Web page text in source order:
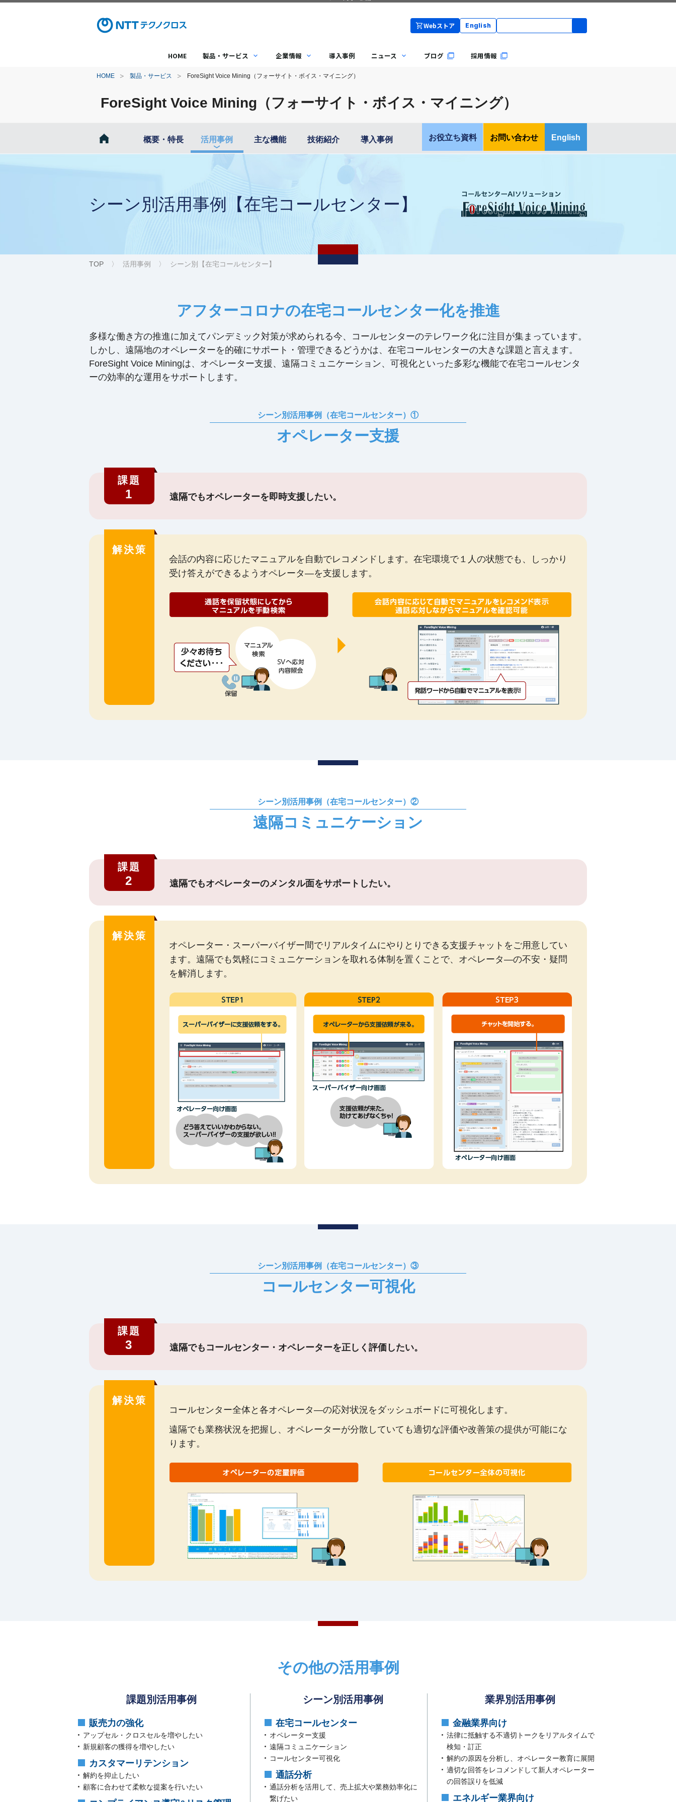
Webストア English
HOME 製品・サービス 企業情報 導入事例 ニュース ブログ 採用情報
HOME 製品・サービス ForeSight Voice Mining（フォーサイト・ボイス・マイニング）
ForeSight Voice Mining（フォーサイト・ボイス・マイニング）
概要・特長 活用事例 主な機能 技術紹介 導入事例 お役立ち資料 お問い合わせ English
シーン別活用事例 【在宅コールセンター】
TOP 活用事例 シーン別【在宅コールセンター】
アフターコロナの在宅コールセンター化を推進
多様な働き方の推進に加えてパンデミック対策が求められる今、コールセンターのテレワーク化に注目が集まっています。
しかし、遠隔地のオペレーターを的確にサポート・管理できるどうかは、在宅コールセンターの大きな課題と言えます。
ForeSight Voice Miningは、オペレーター支援、遠隔コミュニケーション、可視化といった多彩な機能で在宅コールセンタ
ーの効率的な運用をサポートします。
シーン別活用事例（在宅コールセンター）①
オペレーター支援
課題
1 遠隔でもオペレーターを即時支援したい。
解決策
会話の内容に応じたマニュアルを自動でレコメンドします。在宅環境で１人の状態でも、しっかり
受け答えができるようオペレータ―を支援します。
シーン別活用事例（在宅コールセンター）②
遠隔コミュニケーション
課題
2 遠隔でもオペレーターのメンタル面をサポートしたい。
解決策
オペレーター・スーパーバイザー間でリアルタイムにやりとりできる支援チャットをご用意してい
ます。遠隔でも気軽にコミュニケーションを取れる体制を置くことで、オペレータ―の不安・疑問
を解消します。
シーン別活用事例（在宅コールセンター）③
コールセンター可視化
課題
3 遠隔でもコールセンター・オペレーターを正しく評価したい。
解決策
コールセンター全体と各オペレータ―の応対状況をダッシュボードに可視化します。
遠隔でも業務状況を把握し、オペレーターが分散していても適切な評価や改善策の提供が可能にな
ります。
その他の活用事例
課題別活用事例
販売⼒の強化
アップセル・クロスセルを増やしたい
新規顧客の獲得を増やしたい
カスタマーリテンション
解約を抑止したい
顧客に合わせて柔軟な提案を⾏いたい
シーン別活用事例
在宅コールセンター
オペレーター支援
遠隔コミュニケーション
コールセンター可視化
通話分析
通話分析を活用して、売上拡大や業務効率化に
繋げたい
業界別活用事例
金融業界向け
法律に抵触する不適切トークをリアルタイムで
検知・訂正
解約の原因を分析し、オペレーター教育に展開
適切な回答をレコメンドして新人オペレーター
の回答誤りを低減
エネルギー業界向け